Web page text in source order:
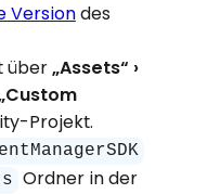
Versiondes
über„Assets“ ›
Projekt.
Ordner in der